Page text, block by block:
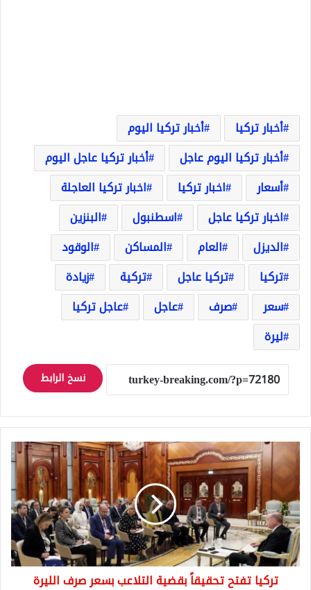
أخبار تركيا
أخبار تركيا اليوم
أخبار تركيا اليوم عاجل
أخبار تركيا عاجل اليوم
أسعار
اخبار تركيا
اخبار تركيا العاجلة
اخبار تركيا عاجل
اسطنبول
البنزين
الديزل
العام المساكن
الوقود
تركيا
تركيا عاجل تركية
زيادة
سعر
صرف عاجل
عاجل تركيا
ليرة
نسخ الرابط
تركيا
تفتح
تحقيقاً
بقضية
التلاعب
بسعر
صرف
الليرة
التركية
تركيا تفتح تحقيقاً بقضية التلاعب بسعر صرف الليرة